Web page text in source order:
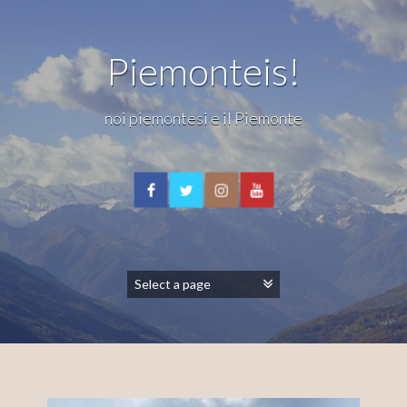
Piemonteis!
noi piemontesi e il Piemonte